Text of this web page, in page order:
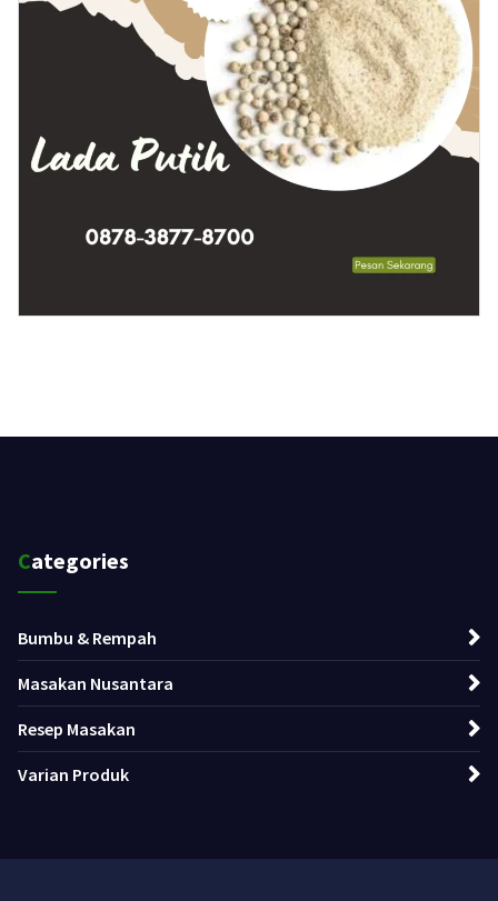
Categories
Bumbu & Rempah
Masakan Nusantara
Resep Masakan
Varian Produk